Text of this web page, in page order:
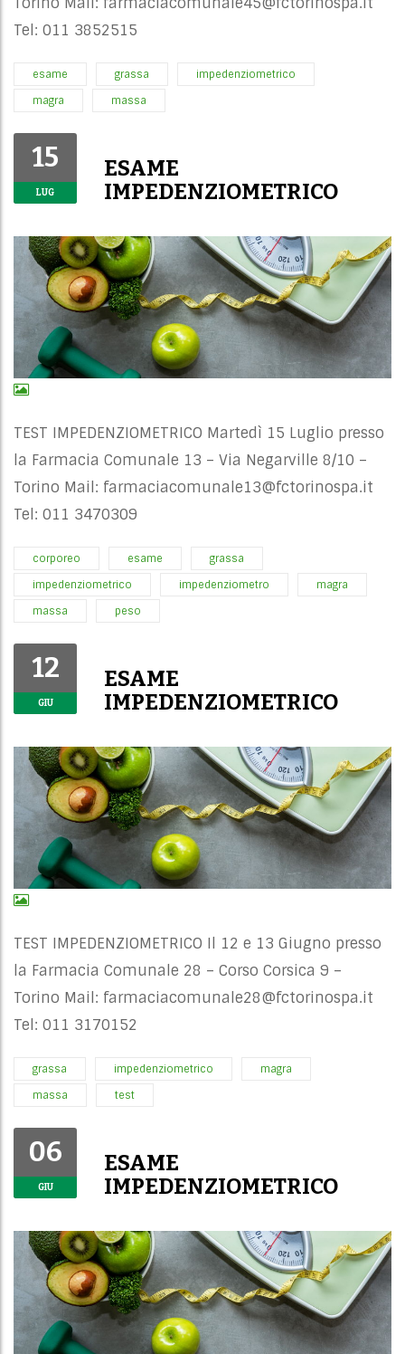
Tel: 011 3852515
esame grassa impedenziometrico
magra massa
15
LUG
ESAME
IMPEDENZIOMETRICO
TEST IMPEDENZIOMETRICO Martedì 15 Luglio presso
la Farmacia Comunale 13 – Via Negarville 8/10 –
Torino Mail: farmaciacomunale13@fctorinospa.it
Tel: 011 3470309
corporeo esame grassa
impedenziometrico impedenziometro magra
massa peso
12
GIU
ESAME
IMPEDENZIOMETRICO
TEST IMPEDENZIOMETRICO Il 12 e 13 Giugno presso
la Farmacia Comunale 28 – Corso Corsica 9 –
Torino Mail: farmaciacomunale28@fctorinospa.it
Tel: 011 3170152
grassa impedenziometrico magra
massa test
06
GIU
ESAME
IMPEDENZIOMETRICO